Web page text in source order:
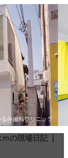
の現場日記 ❘